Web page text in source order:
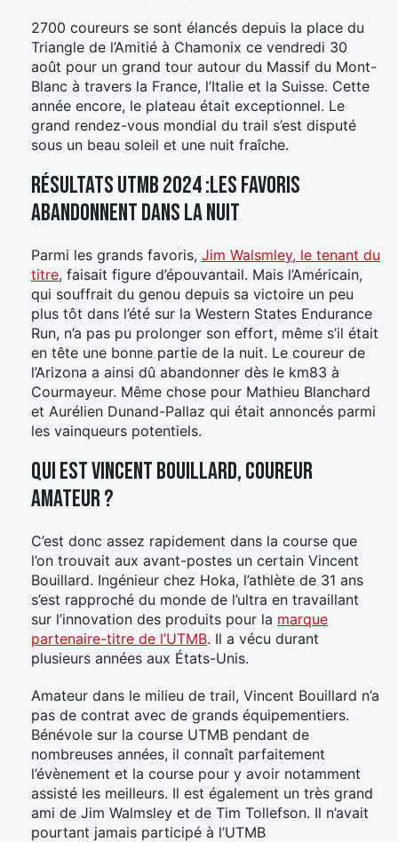
2700 coureurs se sont élancés depuis la place du
Triangle de l’Amitié à Chamonix ce vendredi 30
août pour un grand tour autour du Massif du Mont-
Blanc à travers la France, l’Italie et la Suisse. Cette
année encore, le plateau était exceptionnel. Le
grand rendez-vous mondial du trail s’est disputé
sous un beau soleil et une nuit fraîche.
Résultats UTMB 2024 :les favoris
abandonnent dans la nuit
Parmi les grands favoris, Jim Walsmley, le tenant du
titre, faisait figure d’épouvantail. Mais l’Américain,
qui souffrait du genou depuis sa victoire un peu
plus tôt dans l’été sur la Western States Endurance
Run, n’a pas pu prolonger son effort, même s’il était
en tête une bonne partie de la nuit. Le coureur de
l’Arizona a ainsi dû abandonner dès le km83 à
Courmayeur. Même chose pour Mathieu Blanchard
et Aurélien Dunand-Pallaz qui était annoncés parmi
les vainqueurs potentiels.
Qui est Vincent Bouillard, coureur
amateur ?
C’est donc assez rapidement dans la course que
l’on trouvait aux avant-postes un certain Vincent
Bouillard. Ingénieur chez Hoka, l’athlète de 31 ans
s’est rapproché du monde de l’ultra en travaillant
sur l’innovation des produits pour la marque
partenaire-titre de l’UTMB. Il a vécu durant
plusieurs années aux États-Unis.
Amateur dans le milieu de trail, Vincent Bouillard n’a
pas de contrat avec de grands équipementiers.
Bénévole sur la course UTMB pendant de
nombreuses années, il connaît parfaitement
l’évènement et la course pour y avoir notamment
assisté les meilleurs. Il est également un très grand
ami de Jim Walmsley et de Tim Tollefson. Il n’avait
pourtant jamais participé à l’UTMB